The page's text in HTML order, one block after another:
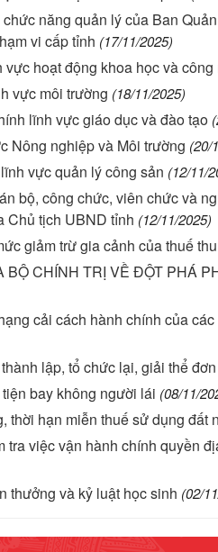
năng quản lý của Ban
vi cấp tỉnh (17/11/2025)
hoạt động khoa học và công
vực môi trường (18/11/2025)
lĩnh vực giáo dục và đào tạo
Nông nghiệp và Môi trường (20/
vực quản lý công sản (12/11/
bộ, công chức, viên chức và
Chủ tịch UBND tỉnh (12/11/2025)
giảm trừ gia cảnh của thuế
CHÍNH TRỊ VỀ ĐỘT PHÁ
cải cách hành chính của
lập, tổ chức lại, giải thể
bay không người lái (08/11/
hạn miễn thuế sử dụng đất
việc vận hành chính quyền
thưởng và kỷ luật học sinh (02/